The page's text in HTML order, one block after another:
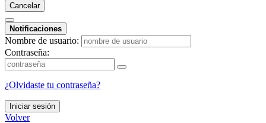
Cancelar
Notificaciones
Nombre de usuario:
Contraseña:
¿Olvidaste tu contraseña?
Iniciar sesión
Volver